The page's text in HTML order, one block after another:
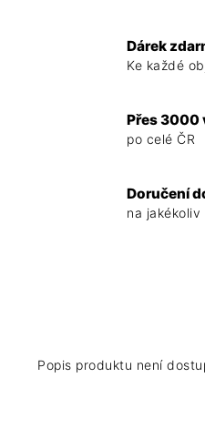
Dárek
Ke každé
Přes 3000
po celé ČR
Doručení
na jakékoliv
Popis produktu není